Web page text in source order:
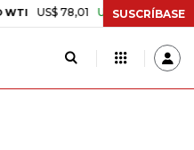
US$ 78,01 US$ 2,92 +3,89%
SUSCRÍBASE